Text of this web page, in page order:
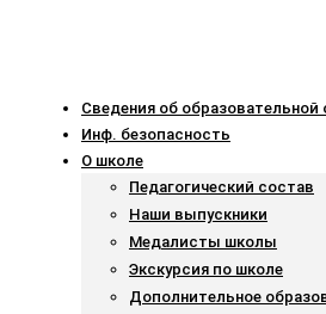
Сведения об образовательной
Инф. безопасность
О школе
Педагогический состав
Наши выпускники
Медалисты школы
Экскурсия по школе
Дополнительное